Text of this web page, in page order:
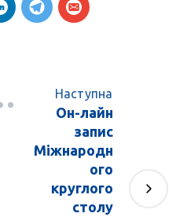
Наступна
Он-лайн
запис
Міжнародн
ого
круглого
столу